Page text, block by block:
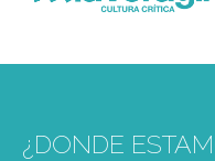
¿DONDE